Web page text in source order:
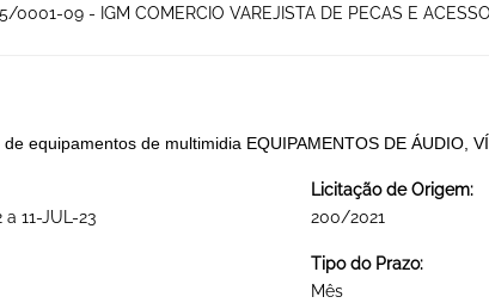
0001-09 - IGM COMERCIO VAREJISTA DE PECAS E
de equipamentos de multimidia EQUIPAMENTOS DE ÁUDIO,
a 11-JUL-23
Licitação de Origem:
200/2021
Tipo do Prazo:
Mês